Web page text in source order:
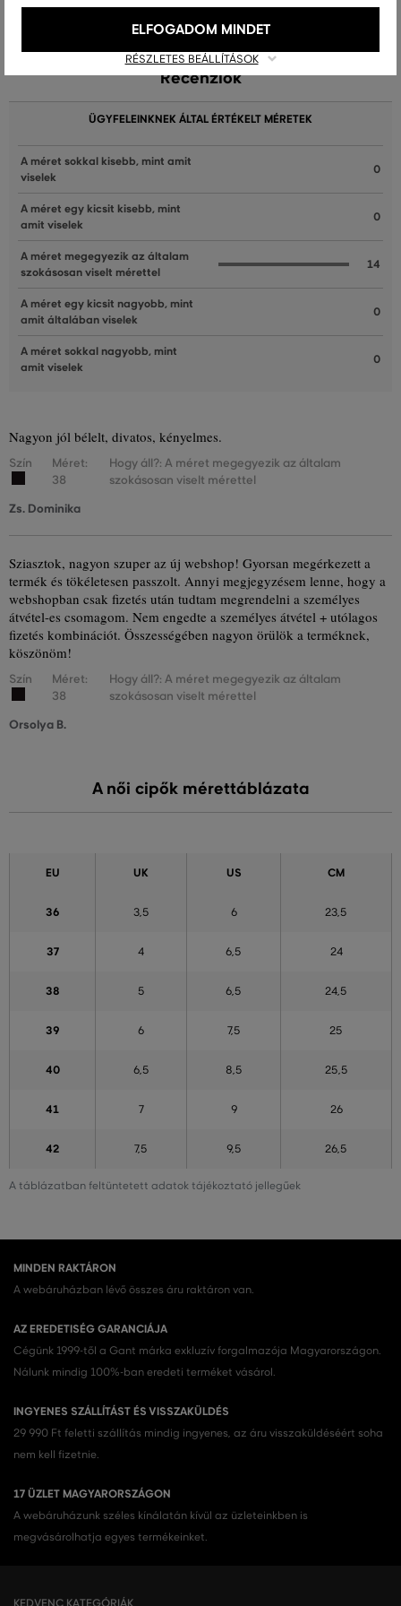
Recenziók
ÜGYFELEINKNEK ÁLTAL ÉRTÉKELT MÉRETEK
A méret sokkal kisebb, mint amit
viselek
0
A méret egy kicsit kisebb, mint
amit viselek
0
A méret megegyezik az általam
szokásosan viselt mérettel
14
A méret egy kicsit nagyobb, mint
amit általában viselek
0
A méret sokkal nagyobb, mint
amit viselek
0
Nagyon jól bélelt, divatos, kényelmes.
Szín
Méret:
38
Hogy áll?: A méret megegyezik az általam
szokásosan viselt mérettel
Zs. Dominika
Sziasztok, nagyon szuper az új webshop! Gyorsan megérkezett a
termék és tökéletesen passzolt. Annyi megjegyzésem lenne, hogy a
webshopban csak fizetés után tudtam megrendelni a személyes
átvétel-es csomagom. Nem engedte a személyes átvétel + utólagos
fizetés kombinációt. Összességében nagyon örülök a terméknek,
köszönöm!
Szín
Méret:
38
Hogy áll?: A méret megegyezik az általam
szokásosan viselt mérettel
Orsolya B.
A női cipők mérettáblázata
A táblázatban feltüntetett adatok tájékoztató jellegűek
EU UK US CM
36 3,5 6 23,5
37 4 6,5 24
38 5 6,5 24,5
39 6 7,5 25
40 6,5 8,5 25,5
41 7 9 26
42 7,5 9,5 26,5
MINDEN RAKTÁRON
A webáruházban lévő összes áru raktáron van.
AZ EREDETISÉG GARANCIÁJA
Cégünk 1999-től a Gant márka exkluzív forgalmazója Magyarországon.
Nálunk mindig 100%-ban eredeti terméket vásárol.
INGYENES SZÁLLÍTÁST ÉS VISSZAKÜLDÉS
29 990 Ft feletti szállítás mindig ingyenes, az áru visszaküldéséért soha
nem kell fizetnie.
17 ÜZLET MAGYARORSZÁGON
A webáruházunk széles kínálatán kívül az üzleteinkben is
megvásárolhatja egyes termékeinket.
KEDVENC KATEGÓRIÁK
RÉSZLETES BEÁLLÍTÁSOK
ELFOGADOM MINDET